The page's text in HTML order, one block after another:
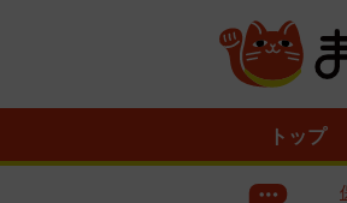
トップ